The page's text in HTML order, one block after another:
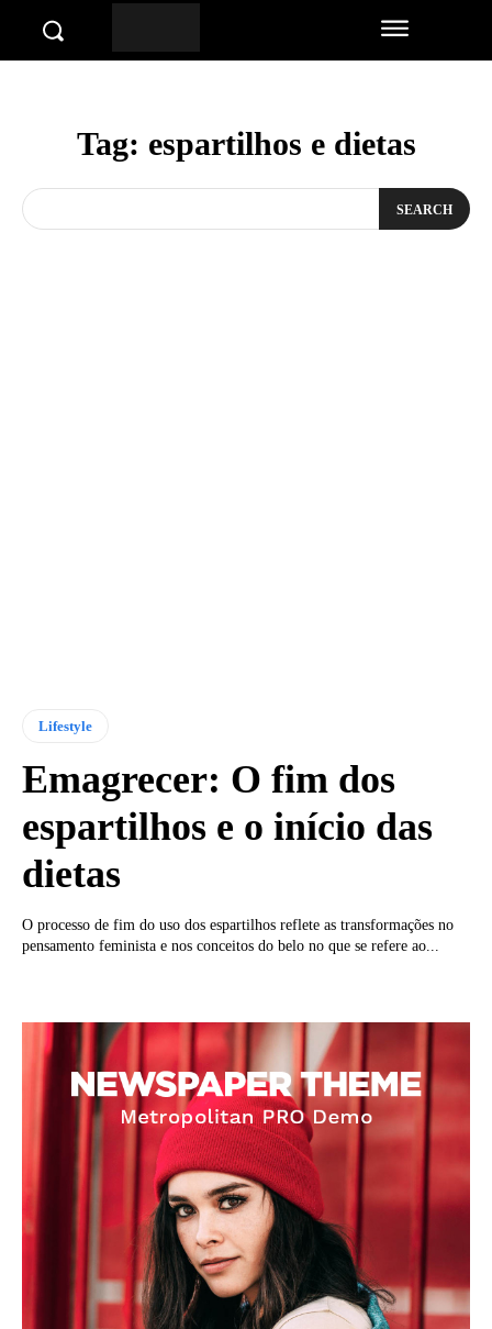
Tag: espartilhos e dietas
SEARCH
Lifestyle
Emagrecer: O fim dos
espartilhos e o início das
dietas
O processo de fim do uso dos espartilhos reflete as transformações no
pensamento feminista e nos conceitos do belo no que se refere ao...